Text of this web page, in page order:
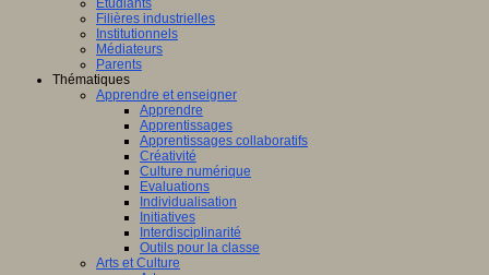
Etudiants
Filières industrielles
Institutionnels
Médiateurs
Parents
Thématiques
Apprendre et enseigner
Apprendre
Apprentissages
Apprentissages collaboratifs
Créativité
Culture numérique
Evaluations
Individualisation
Initiatives
Interdisciplinarité
Outils pour la classe
Arts et Culture